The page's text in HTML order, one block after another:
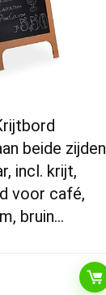
beide zijden
incl. krijt,
voor café,
bruin…